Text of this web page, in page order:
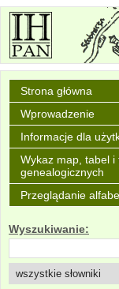
Strona główna
Wprowadzenie
Informacje dla
Wykaz map, tabel i
genealogicznych
Przeglądanie
Wyszukiwanie: